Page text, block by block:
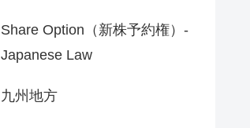
Share Option（新株予約権）-
Japanese Law
九州地方